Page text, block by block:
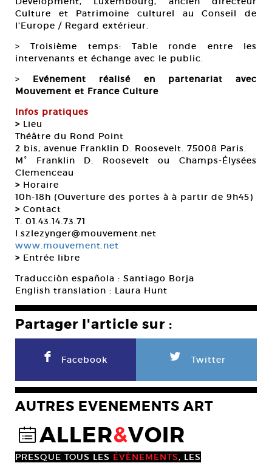
Culture et Patrimoine culturel au Conseil de
l’Europe / Regard extérieur.
> Troisième temps: Table ronde entre les
intervenants et échange avec le public.
> Evénement réalisé en partenariat avec
Mouvement et France Culture
Infos pratiques
> Lieu
Théâtre du Rond Point
2 bis, avenue Franklin D. Roosevelt. 75008 Paris.
M° Franklin D. Roosevelt ou Champs-Élysées
Clemenceau
> Horaire
10h-18h (Ouverture des portes à à partir de 9h45)
> Contact
T. 01.43.14.73.71
l.szlezynger@mouvement.net
www.mouvement.net
> Entrée libre
Traducciòn española : Santiago Borja
English translation : Laura Hunt
Partager l'article sur :
F Facebook L Twitter
AUTRES EVENEMENTS ART
@ALLER&VOIR
PRESQUE TOUS LES ÉVÈNEMENTS, LES